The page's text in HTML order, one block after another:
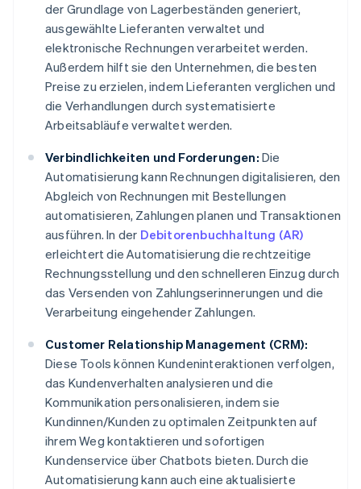
der Grundlage von Lagerbeständen generiert,
ausgewählte Lieferanten verwaltet und
elektronische Rechnungen verarbeitet werden.
Außerdem hilft sie den Unternehmen, die besten
Preise zu erzielen, indem Lieferanten verglichen und
die Verhandlungen durch systematisierte
Arbeitsabläufe verwaltet werden.
Verbindlichkeiten und Forderungen: Die
Automatisierung kann Rechnungen digitalisieren, den
Abgleich von Rechnungen mit Bestellungen
automatisieren, Zahlungen planen und Transaktionen
ausführen. In der Debitorenbuchhaltung (AR)
erleichtert die Automatisierung die rechtzeitige
Rechnungsstellung und den schnelleren Einzug durch
das Versenden von Zahlungserinnerungen und die
Verarbeitung eingehender Zahlungen.
Customer Relationship Management (CRM):
Diese Tools können Kundeninteraktionen verfolgen,
das Kundenverhalten analysieren und die
Kommunikation personalisieren, indem sie
Kundinnen/Kunden zu optimalen Zeitpunkten auf
ihrem Weg kontaktieren und sofortigen
Kundenservice über Chatbots bieten. Durch die
Automatisierung kann auch eine aktualisierte